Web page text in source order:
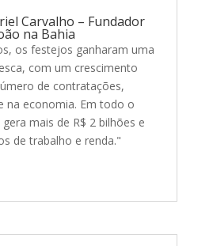
Carvalho – Fundador
na Bahia
os festejos ganharam uma
com um crescimento
de contratações,
na economia. Em todo o
mais de R$ 2 bilhões e
de trabalho e renda."